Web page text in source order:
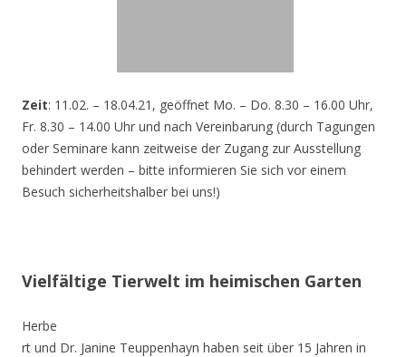
Zeit: 11.02. – 18.04.21, geöffnet Mo. – Do. 8.30 – 16.00 Uhr,
Fr. 8.30 – 14.00 Uhr und nach Vereinbarung (durch Tagungen
oder Seminare kann zeitweise der Zugang zur Ausstellung
behindert werden – bitte informieren Sie sich vor einem
Besuch sicherheitshalber bei uns!)
Vielfältige Tierwelt im heimischen Garten
Herbe
rt und Dr. Janine Teuppenhayn haben seit über 15 Jahren in